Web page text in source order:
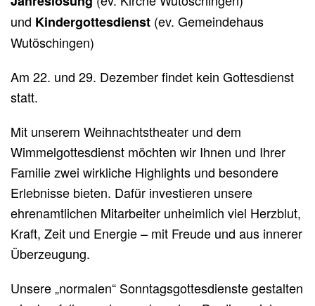
und Kindergottesdienst (ev. Gemeindehaus
Wutöschingen)
Am 22. und 29. Dezember findet kein Gottesdienst
statt.
Mit unserem Weihnachtstheater und dem
Wimmelgottesdienst möchten wir Ihnen und Ihrer
Familie zwei wirkliche Highlights und besondere
Erlebnisse bieten. Dafür investieren unsere
ehrenamtlichen Mitarbeiter unheimlich viel Herzblut,
Kraft, Zeit und Energie – mit Freude und aus innerer
Überzeugung.
Unsere „normalen“ Sonntagsgottesdienste gestalten